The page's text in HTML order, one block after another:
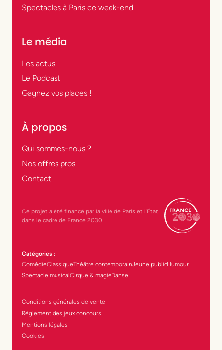
Spectacles à Paris ce week-end
Le média
Les actus
Le Podcast
Gagnez vos places !
À propos
Qui sommes-nous ?
Nos offres pros
Contact
Ce projet a été financé par la ville de Paris et l’État
dans le cadre de France 2030.
Catégories :
ComédieClassiqueThéâtre contemporainJeune publicHumour
Spectacle musicalCirque & magieDanse
Conditions générales de vente
Réglement des jeux concours
Mentions légales
Cookies